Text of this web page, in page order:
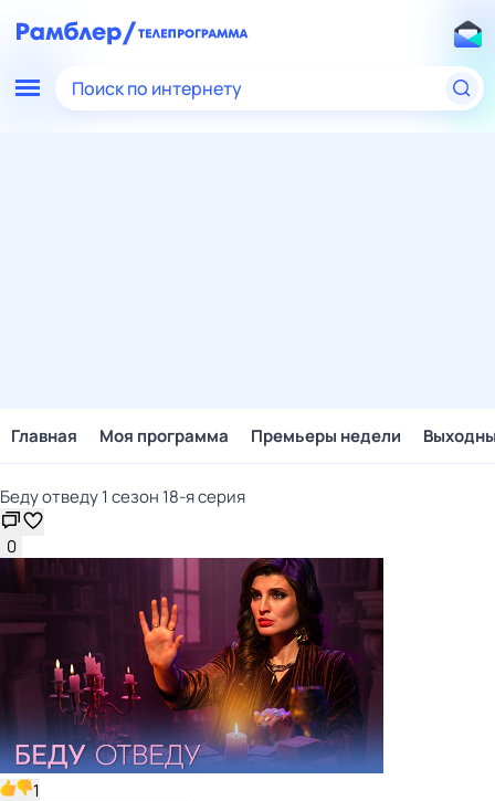
Поиск по интернету
Главная Моя программа Премьеры недели
Беду отведу 1 сезон 18-я серия
0
1